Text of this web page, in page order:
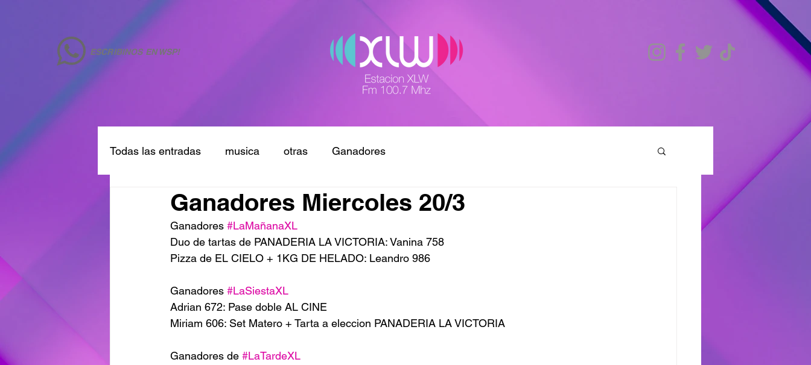
ESCRIBINOS EN WSP!
Todas las entradas musica otras Ganadores
Ganadores Miercoles 20/3
Ganadores #LaMañanaXL
Duo de tartas de PANADERIA LA VICTORIA: Vanina 758
Pizza de EL CIELO + 1KG DE HELADO: Leandro 986
Ganadores #LaSiestaXL
Adrian 672: Pase doble AL CINE
Miriam 606: Set Matero + Tarta a eleccion PANADERIA LA VICTORIA
Ganadores de #LaTardeXL